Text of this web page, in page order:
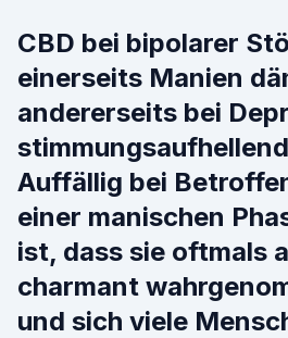
CBD bei bipolarer
einerseits Manien
andererseits bei
Auffällig bei
einer manischen
ist, dass sie oftmals
charmant
und sich viele